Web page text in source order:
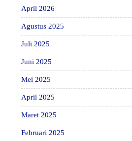
April 2026
Agustus 2025
Juli 2025
Juni 2025
Mei 2025
April 2025
Maret 2025
Februari 2025